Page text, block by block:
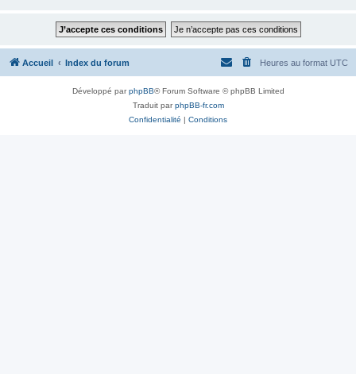
Accueil Index du forum Heures au format UTC
Développé parphpBB® Forum Software © phpBB Limited
Traduit parphpBB-fr.com
Confidentialité | Conditions